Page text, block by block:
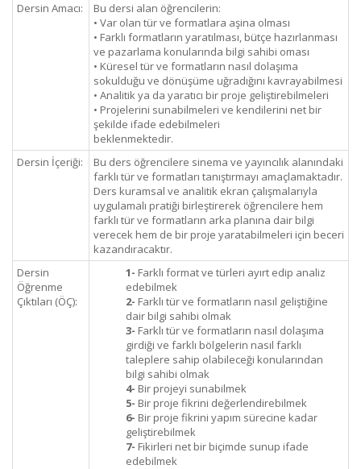
Dersin Amacı:
Bu dersi alan öğrencilerin:
• Var olan tür ve formatlara aşina olması
• Farklı formatların yaratılması, bütçe hazırlanması
ve pazarlama konularında bilgi sahibi oması
• Küresel tür ve formatların nasıl dolaşıma
sokulduğu ve dönüşüme uğradığını kavrayabilmesi
• Analitik ya da yaratıcı bir proje geliştirebilmeleri
• Projelerini sunabilmeleri ve kendilerini net bir
şekilde ifade edebilmeleri
beklenmektedir.
Dersin İçeriği:
Bu ders öğrencilere sinema ve yayıncılık alanındaki
farklı tür ve formatları tanıştırmayı amaçlamaktadır.
Ders kuramsal ve analitik ekran çalışmalarıyla
uygulamalı pratiği birleştirerek öğrencilere hem
farklı tür ve formatların arka planına dair bilgi
verecek hem de bir proje yaratabilmeleri için beceri
kazandıracaktır.
Dersin
Öğrenme
Çıktıları (ÖÇ):
1- Farklı format ve türleri ayırt edip analiz
edebilmek
2- Farklı tür ve formatların nasıl geliştiğine
dair bilgi sahibi olmak
3- Farklı tür ve formatların nasıl dolaşıma
girdiği ve farklı bölgelerin nasıl farklı
taleplere sahip olabileceği konularından
bilgi sahibi olmak
4- Bir projeyi sunabilmek
5- Bir proje fikrini değerlendirebilmek
6- Bir proje fikrini yapım sürecine kadar
geliştirebilmek
7- Fikirleri net bir biçimde sunup ifade
edebilmek